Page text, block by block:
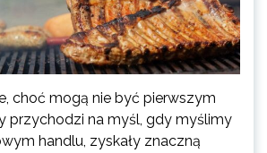
choć mogą nie być pierwszym
przychodzi na myśl, gdy myślimy
handlu, zyskały znaczną